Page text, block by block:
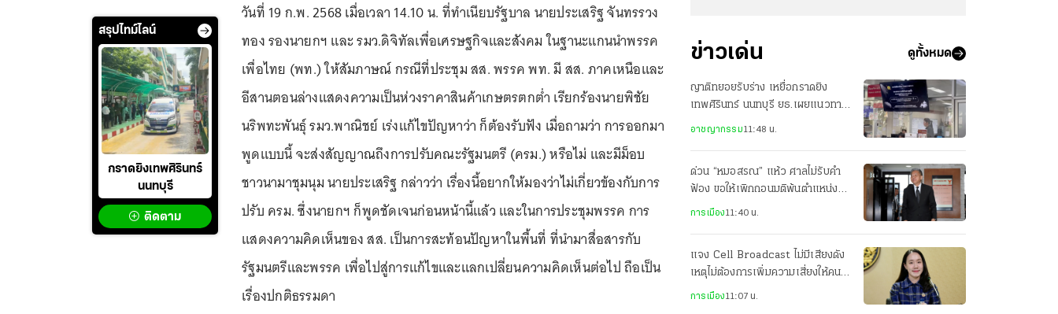
สรุปไทม์ไลน์
กราดยิงเทพศิรินทร์
นนทบุรี
ติดตาม
วันที่ 19 ก.พ. 2568 เมื่อเวลา 14.10 น. ที่ทำเนียบรัฐบาล นายประเสริฐ จันทรรวง
ทอง รองนายกฯ และ รมว.ดิจิทัลเพื่อเศรษฐกิจและสังคม ในฐานะแกนนำพรรค
เพื่อไทย (พท.) ให้สัมภาษณ์ กรณีที่ประชุม สส. พรรค พท. มี สส. ภาคเหนือและ
อีสานตอนล่างแสดงความเป็นห่วงราคาสินค้าเกษตรตกต่ำ เรียกร้องนายพิชัย
นริพทะพันธุ์ รมว.พาณิชย์ เร่งแก้ไขปัญหาว่า ก็ต้องรับฟัง เมื่อถามว่า การออกมา
พูดแบบนี้ จะส่งสัญญาณถึงการปรับคณะรัฐมนตรี (ครม.) หรือไม่ และมีม็อบ
ชาวนามาชุมนุม นายประเสริฐ กล่าวว่า เรื่องนี้อยากให้มองว่าไม่เกี่ยวข้องกับการ
ปรับ ครม. ซึ่งนายกฯ ก็พูดชัดเจนก่อนหน้านี้แล้ว และในการประชุมพรรค การ
แสดงความคิดเห็นของ สส. เป็นการสะท้อนปัญหาในพื้นที่ ที่นำมาสื่อสารกับ
รัฐมนตรีและพรรค เพื่อไปสู่การแก้ไขและแลกเปลี่ยนความคิดเห็นต่อไป ถือเป็น
เรื่องปกติธรรมดา
ข่าวเด่น ดูทั้งหมด
ญาติทยอยรับร่าง เหยื่อกราดยิง
เทพศิรินทร์ นนทบุรี ยธ.เผยแนวทาง
อาชญากรรม11:48 น.
ด่วน “หมอสรณ” แห้ว ศาลไม่รับคำ
ฟ้อง ขอให้เพิกถอนมติพ้นตำแหน่ง
ประธาน กสทช.
การเมือง11:40 น.
แจง Cell Broadcast ไม่มีเสียงดัง
เหตุไม่ต้องการเพิ่มความเสี่ยงให้คนที่
หลบซ่อน
การเมือง11:07 น.